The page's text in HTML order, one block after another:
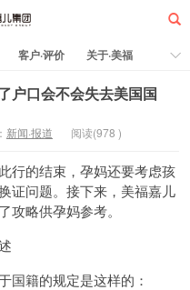
客户·评价
关于·美福
签云
户口会不会失去美国国
新闻·报道 阅读(978 )
行的结束，孕妈还要考虑孩
证问题。接下来，美福嘉儿
略供孕妈参考。
籍的规定是这样的：